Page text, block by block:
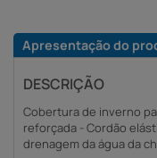
Apresentação do
DESCRIÇÃO
Cobertura de inverno
reforçada - Cordão
drenagem da água da